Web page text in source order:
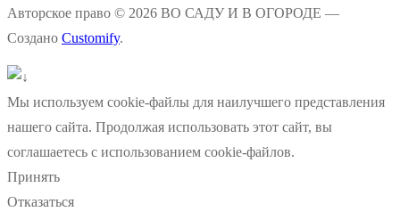
Авторское право © 2026 ВО САДУ И В ОГОРОДЕ —
Создано Customify.
Мы используем cookie-файлы для наилучшего представления
нашего сайта. Продолжая использовать этот сайт, вы
соглашаетесь с использованием cookie-файлов.
Принять
Отказаться